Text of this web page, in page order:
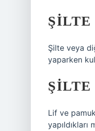
ŞILTE
Şilte veya
yaparken
ŞILTE
Lif ve